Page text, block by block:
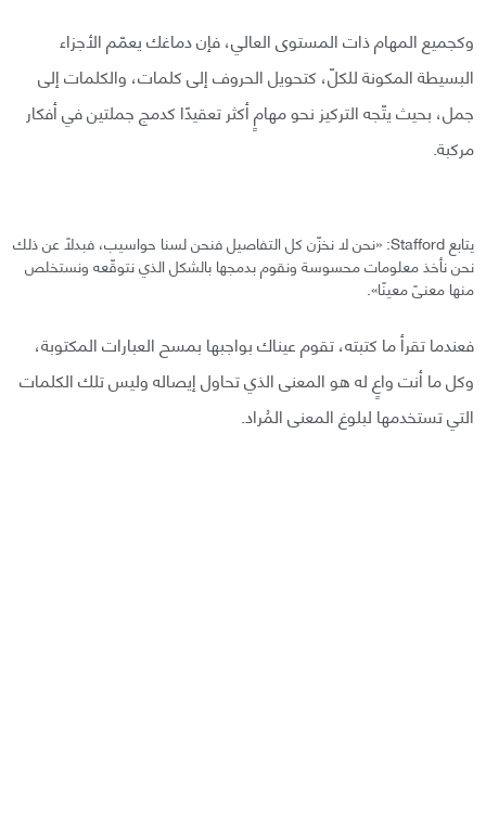
وكجميع المهام ذات المستوى العالي، فإن دماغك يعمّم الأجزاء
البسيطة المكونة للكلّ، كتحويل الحروف إلى كلمات، والكلمات إلى
جمل، بحيث يتّجه التركيز نحو مهامٍ أكثر تعقيدًا كدمج جملتين في أفكار
مركبة.
يتابع Stafford: «نحن لا نخزّن كل التفاصيل فنحن لسنا حواسيب، فبدلًا عن ذلك
نحن نأخذ معلومات محسوسة ونقوم بدمجها بالشكل الذي نتوقّعه ونستخلص
منها معنىً معينًا».
فعندما تقرأ ما كتبته، تقوم عيناك بواجبها بمسح العبارات المكتوبة،
وكل ما أنت واعٍ له هو المعنى الذي تحاول إيصاله وليس تلك الكلمات
التي تستخدمها لبلوغ المعنى المُراد.